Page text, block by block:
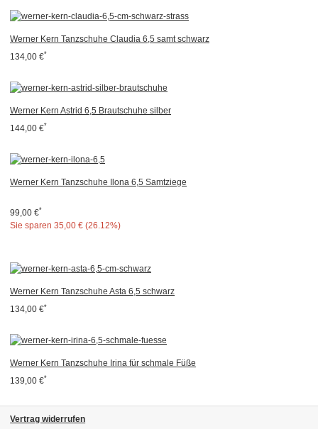
Werner Kern Tanzschuhe Claudia 6,5 samt schwarz
134,00 €*
Werner Kern Astrid 6,5 Brautschuhe silber
144,00 €*
Werner Kern Tanzschuhe Ilona 6,5 Samtziege
99,00 €*
Sie sparen 35,00 € (26.12%)
Werner Kern Tanzschuhe Asta 6,5 schwarz
134,00 €*
Werner Kern Tanzschuhe Irina für schmale Füße
139,00 €*
Vertrag widerrufen